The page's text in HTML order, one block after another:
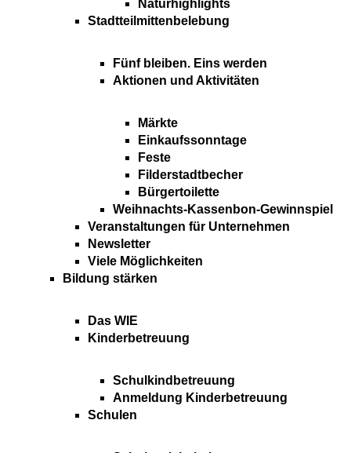
Naturhighlights
Stadtteilmittenbelebung
Fünf bleiben. Eins werden
Aktionen und Aktivitäten
Märkte
Einkaufssonntage
Feste
Filderstadtbecher
Bürgertoilette
Weihnachts-Kassenbon-Gewinnspiel
Veranstaltungen für Unternehmen
Newsletter
Viele Möglichkeiten
Bildung stärken
Das WIE
Kinderbetreuung
Schulkindbetreuung
Anmeldung Kinderbetreuung
Schulen